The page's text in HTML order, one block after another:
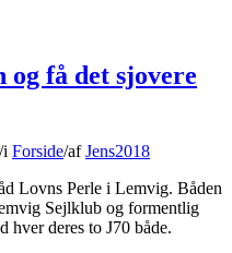
få det sjovere
/i Forside/afJens2018
Lovns Perle i Lemvig. Båden
Sejlklub og formentlig
hver deres to J70 både.